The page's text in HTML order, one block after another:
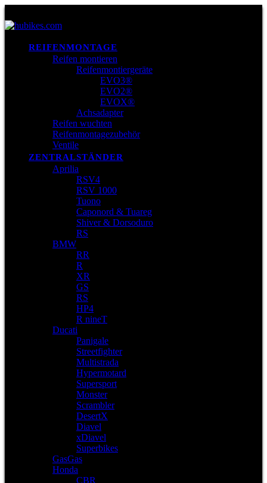
REIFENMONTAGE
Reifen montieren
Reifenmontiergeräte
EVO3®
EVO2®
EVOX®
Achsadapter
Reifen wuchten
Reifenmontagezubehör
Ventile
ZENTRALSTÄNDER
Aprilia
RSV4
RSV 1000
Tuono
Caponord & Tuareg
Shiver & Dorsoduro
RS
BMW
RR
R
XR
GS
RS
HP4
R nineT
Ducati
Panigale
Streetfighter
Multistrada
Hypermotard
Supersport
Monster
Scrambler
DesertX
Diavel
xDiavel
Superbikes
GasGas
Honda
CBR